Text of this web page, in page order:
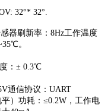
32°* 32°.
器刷新率： 8Hz工作温度
。
： ± 0.3℃
通信协议： UART
） 功耗： ≤0.2W，工作电